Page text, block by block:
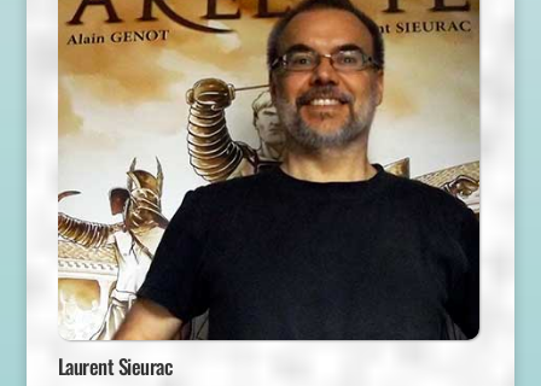
Laurent Sieurac